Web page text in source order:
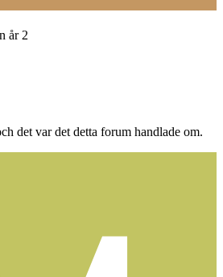
år 2
det var det detta forum handlade om.